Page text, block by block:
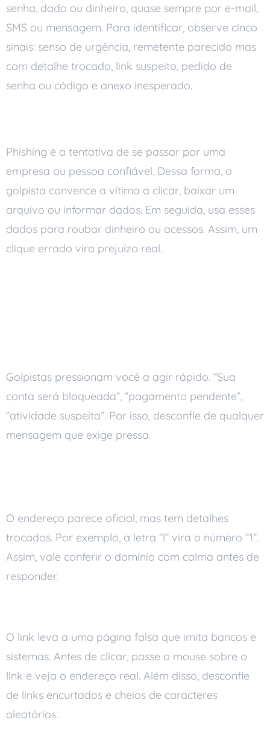
senha, dado ou dinheiro, quase sempre por e-mail,
SMS ou mensagem. Para identificar, observe cinco
sinais: senso de urgência, remetente parecido mas
com detalhe trocado, link suspeito, pedido de
senha ou código e anexo inesperado.
Phishing é a tentativa de se passar por uma
empresa ou pessoa confiável. Dessa forma, o
golpista convence a vítima a clicar, baixar um
arquivo ou informar dados. Em seguida, usa esses
dados para roubar dinheiro ou acessos. Assim, um
clique errado vira prejuízo real.
Golpistas pressionam você a agir rápido. “Sua
conta será bloqueada”, “pagamento pendente”,
“atividade suspeita”. Por isso, desconfie de qualquer
mensagem que exige pressa.
O endereço parece oficial, mas tem detalhes
trocados. Por exemplo, a letra “l” vira o número “1”.
Assim, vale conferir o domínio com calma antes de
responder.
O link leva a uma página falsa que imita bancos e
sistemas. Antes de clicar, passe o mouse sobre o
link e veja o endereço real. Além disso, desconfie
de links encurtados e cheios de caracteres
aleatórios.